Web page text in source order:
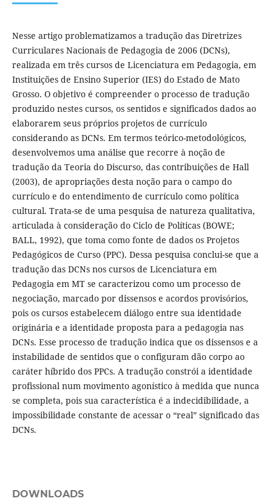
Nesse artigo problematizamos a tradução das Diretrizes
Curriculares Nacionais de Pedagogia de 2006 (DCNs),
realizada em três cursos de Licenciatura em Pedagogia, em
Instituições de Ensino Superior (IES) do Estado de Mato
Grosso. O objetivo é compreender o processo de tradução
produzido nestes cursos, os sentidos e significados dados ao
elaborarem seus próprios projetos de currículo
considerando as DCNs. Em termos teórico-metodológicos,
desenvolvemos uma análise que recorre à noção de
tradução da Teoria do Discurso, das contribuições de Hall
(2003), de apropriações desta noção para o campo do
currículo e do entendimento de currículo como política
cultural. Trata-se de uma pesquisa de natureza qualitativa,
articulada à consideração do Ciclo de Políticas (BOWE;
BALL, 1992), que toma como fonte de dados os Projetos
Pedagógicos de Curso (PPC). Dessa pesquisa conclui-se que a
tradução das DCNs nos cursos de Licenciatura em
Pedagogia em MT se caracterizou como um processo de
negociação, marcado por dissensos e acordos provisórios,
pois os cursos estabelecem diálogo entre sua identidade
originária e a identidade proposta para a pedagogia nas
DCNs. Esse processo de tradução indica que os dissensos e a
instabilidade de sentidos que o configuram dão corpo ao
caráter híbrido dos PPCs. A tradução constrói a identidade
profissional num movimento agonístico à medida que nunca
se completa, pois sua característica é a indecidibilidade, a
impossibilidade constante de acessar o “real” significado das
DCNs.
DOWNLOADS